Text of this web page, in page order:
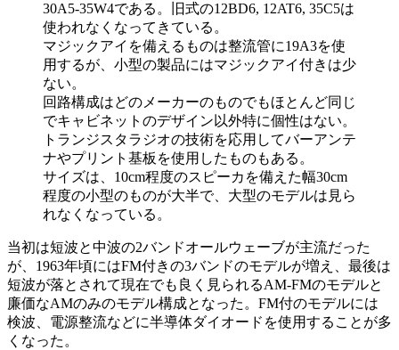
30A5-35W4である。旧式の12BD6, 12AT6, 35C5は
使われなくなってきている。
マジックアイを備えるものは整流管に19A3を使
用するが、小型の製品にはマジックアイ付きは少
ない。
回路構成はどのメーカーのものでもほとんど同じ
でキャビネットのデザイン以外特に個性はない。
トランジスタラジオの技術を応用してバーアンテ
ナやプリント基板を使用したものもある。
サイズは、10cm程度のスピーカを備えた幅30cm
程度の小型のものが大半で、大型のモデルは見ら
れなくなっている。
当初は短波と中波の2バンドオールウェーブが主流だった
が、1963年頃にはFM付きの3バンドのモデルが増え、最後は
短波が落とされて現在でも良く見られるAM-FMのモデルと
廉価なAMのみのモデル構成となった。FM付のモデルには
検波、電源整流などに半導体ダイオードを使用することが多
くなった。